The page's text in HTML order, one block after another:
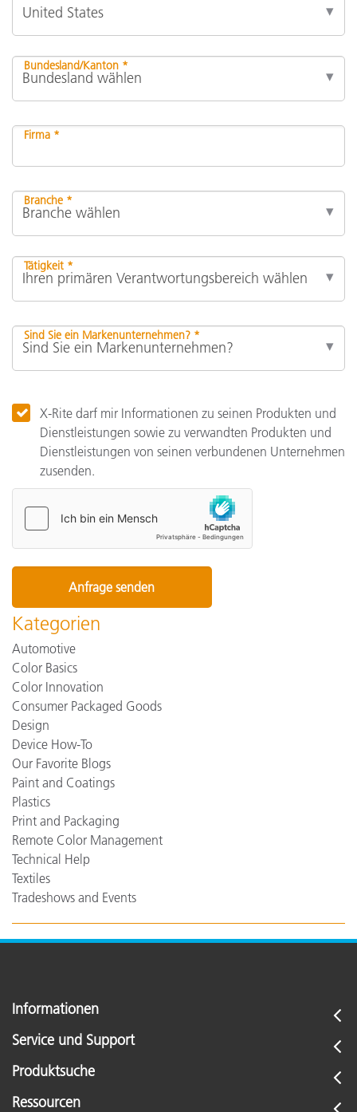
Bundesland/Kanton *
Firma *
Branche *
Tätigkeit *
Sind Sie ein Markenunternehmen? *
X-Rite darf mir Informationen zu seinen Produkten und
Dienstleistungen sowie zu verwandten Produkten und
Dienstleistungen von seinen verbundenen Unternehmen
zusenden.
Kategorien
Automotive
Color Basics
Color Innovation
Consumer Packaged Goods
Design
Device How-To
Our Favorite Blogs
Paint and Coatings
Plastics
Print and Packaging
Remote Color Management
Technical Help
Textiles
Tradeshows and Events
Informationen
Service und Support
Produktsuche
Ressourcen